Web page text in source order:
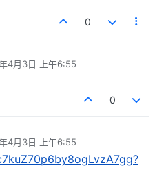
0
4月3日 上午6:55
0
4月3日 上午6:55